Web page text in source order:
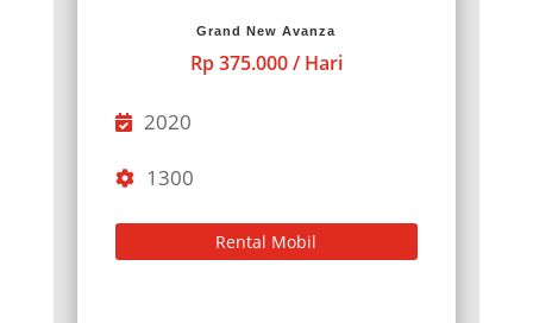
Grand New Avanza
Rp 375.000 / Hari
2020
1300
Rental Mobil